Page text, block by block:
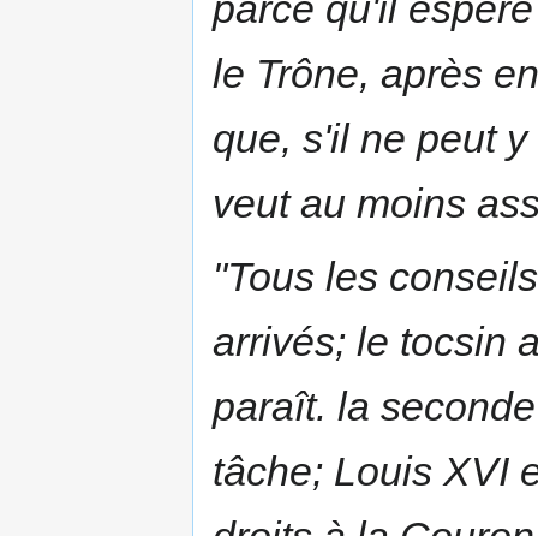
le Trône, après
que, s'il ne peut
veut au moins
"Tous les
arrivés; le tocsin
paraît. la
tâche; Louis XVI